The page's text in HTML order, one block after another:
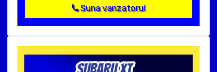
Suna vanzatorul